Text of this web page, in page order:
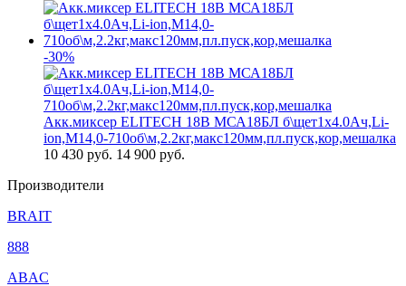
-30%
Акк.миксер ELITECH 18В МСА18БЛ б\щет1х4.0Ач,Li-
ion,М14,0-710об\м,2.2кг,макс120мм,пл.пуск,кор,мешалка
10 430 руб. 14 900 руб.
Производители
BRAIT
888
ABAC